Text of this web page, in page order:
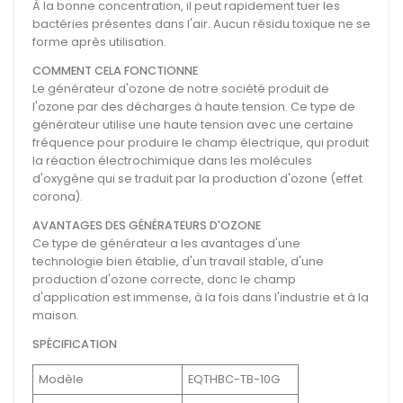
À la bonne concentration, il peut rapidement tuer les
bactéries présentes dans l'air. Aucun résidu toxique ne se
forme après utilisation.
COMMENT CELA FONCTIONNE
Le générateur d'ozone de notre société produit de
l'ozone par des décharges à haute tension. Ce type de
générateur utilise une haute tension avec une certaine
fréquence pour produire le champ électrique, qui produit
la réaction électrochimique dans les molécules
d'oxygène qui se traduit par la production d'ozone (effet
corona).
AVANTAGES DES GÉNÉRATEURS D'OZONE
Ce type de générateur a les avantages d'une
technologie bien établie, d'un travail stable, d'une
production d'ozone correcte, donc le champ
d'application est immense, à la fois dans l'industrie et à la
maison.
SPÉCIFICATION
Modèle
EQTHBC-TB-10G